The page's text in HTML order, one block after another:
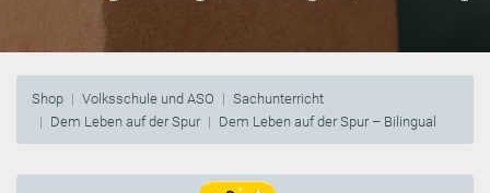
Shop Volksschule und ASO
Sachunterricht
Dem Leben auf der Spur
Dem Leben auf der Spur – Bilingual